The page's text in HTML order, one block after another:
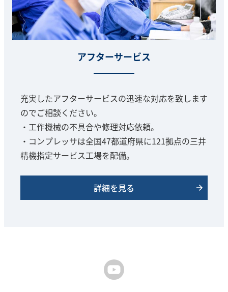
アフターサービス
充実したアフターサービスの迅速な対応を致します
のでご相談ください。
・工作機械の不具合や修理対応依頼。
・コンプレッサは全国47都道府県に121拠点の三井
精機指定サービス工場を配備。
詳細を見る